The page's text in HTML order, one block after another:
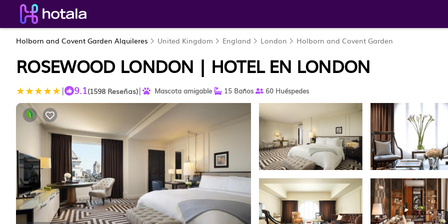
Holborn and Covent Garden Alquileres United Kingdom England London Holborn and Covent Garden
ROSEWOOD LONDON | HOTEL EN LONDON
| 9.1(1598 Reseñas)| Mascota amigable 15 Baños 60 Huéspedes